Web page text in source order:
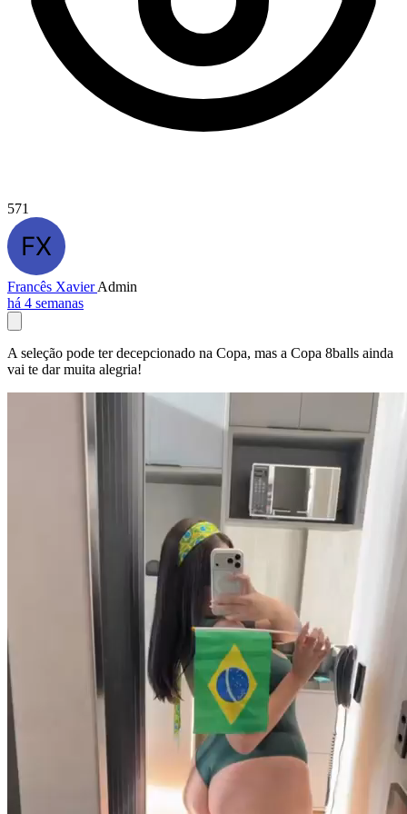
571
Francês XavierAdmin
há 4 semanas
A seleção pode ter decepcionado na Copa, mas a Copa 8balls ainda
vai te dar muita alegria!